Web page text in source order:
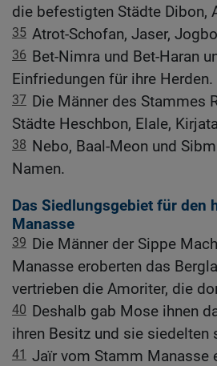
die befestigten Städte Dibon,
35 Atrot-Schofan, Jaser,
36 Bet-Nimra und Bet-Haran
Einfriedungen für ihre Herden.
37 Die Männer des Stammes
Städte Heschbon, Elale,
38 Nebo, Baal-Meon und
Namen.
Das Siedlungsgebiet für den
Manasse
39 Die Männer der Sippe
Manasse eroberten das
vertrieben die Amoriter, die
40 Deshalb gab Mose ihnen
ihren Besitz und sie siedelten
41 Jaïr vom Stamm Manasse